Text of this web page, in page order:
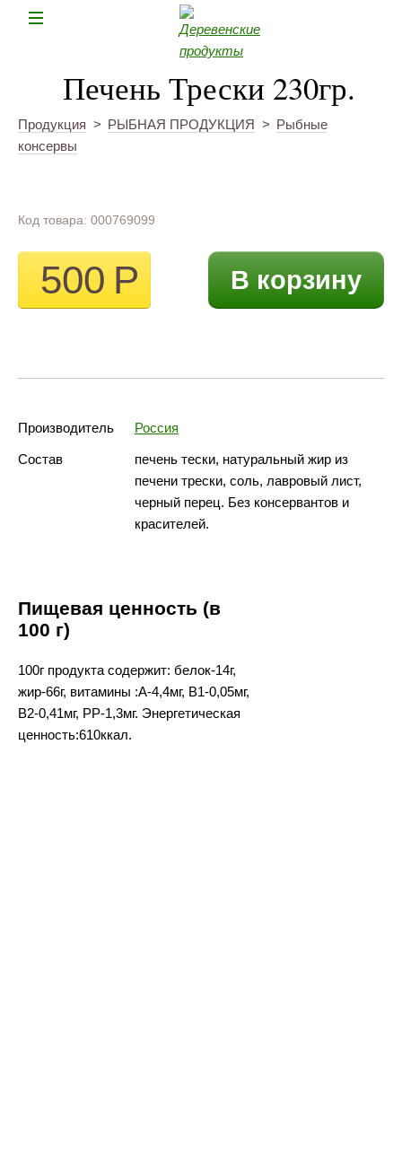
Печень Трески 230гр.
Продукция > РЫБНАЯ ПРОДУКЦИЯ > Рыбные
консервы
Код товара: 000769099
500Р В корзину
Производитель Россия
Состав
печень тески, натуральный жир из
печени трески, соль, лавровый лист,
черный перец. Без консервантов и
красителей.
Пищевая ценность (в
100 г)
100г продукта содержит: белок-14г,
жир-66г, витамины :А-4,4мг, В1-0,05мг,
В2-0,41мг, РР-1,3мг. Энергетическая
ценность:610ккал.